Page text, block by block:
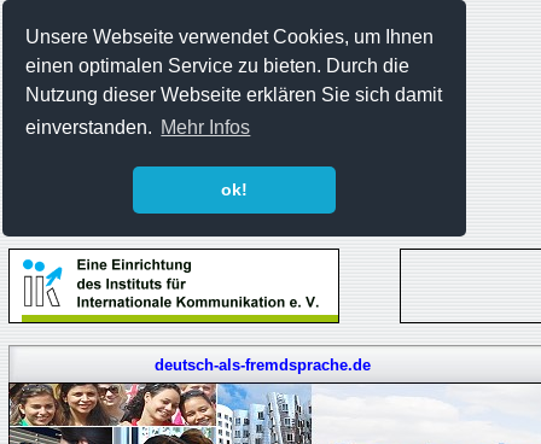
Unsere Webseite verwendet Cookies, um Ihnen
einen optimalen Service zu bieten. Durch die
Nutzung dieser Webseite erklären Sie sich damit
einverstanden. Mehr Infos
ok!
deutsch-als-fremdsprache.de